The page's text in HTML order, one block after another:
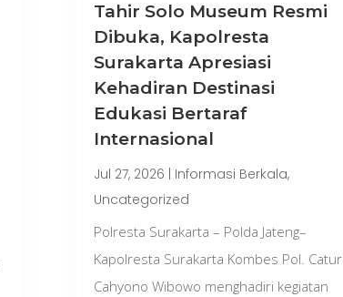
Tahir Solo Museum Resmi
Dibuka, Kapolresta
Surakarta Apresiasi
Kehadiran Destinasi
Edukasi Bertaraf
Internasional
Jul 27, 2026 Informasi Berkala,
Uncategorized
Polresta Surakarta – Polda Jateng–
Kapolresta Surakarta Kombes Pol. Catur
Cahyono Wibowo menghadiri kegiatan